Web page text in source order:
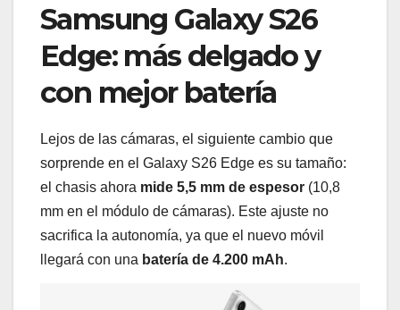
Samsung Galaxy S26
Edge: más delgado y
con mejor batería
Lejos de las cámaras, el siguiente cambio que
sorprende en el Galaxy S26 Edge es su tamaño:
el chasis ahora mide 5,5 mm de espesor (10,8
mm en el módulo de cámaras). Este ajuste no
sacrifica la autonomía, ya que el nuevo móvil
llegará con una batería de 4.200 mAh.